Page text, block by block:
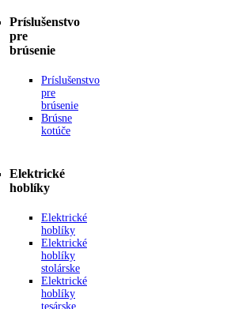
Príslušenstvo
pre
brúsenie
Príslušenstvo
pre
brúsenie
Brúsne
kotúče
Elektrické
hoblíky
Elektrické
hoblíky
Elektrické
hoblíky
stolárske
Elektrické
hoblíky
tesárske